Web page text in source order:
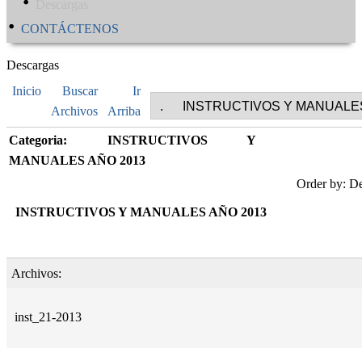
CONTÁCTENOS
Descargas
Inicio
Buscar
Archivos
Ir
Arriba
Categoria: INSTRUCTIVOS Y
MANUALES AÑO 2013
Order by:
INSTRUCTIVOS Y MANUALES AÑO 2013
Archivos:
inst_21-2013